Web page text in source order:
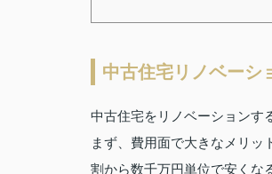
中古住宅リノベーシ
中古住宅をリノベーションす
まず、費用面で大きなメリ
割から数千万円単位で安くな